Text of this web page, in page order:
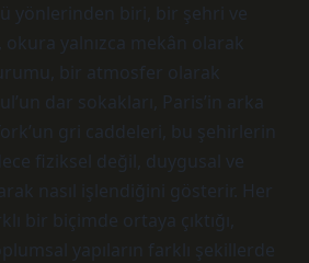
yönlerinden biri, bir şehri ve
okura yalnızca mekân olarak
bir atmosfer olarak
dar sokakları, Paris’in arka
gri caddeleri, bu şehirlerin
fiziksel değil, duygusal ve
nasıl işlendiğini gösterir. Her
bir biçimde ortaya çıktığı,
yapıların farklı şekillerde